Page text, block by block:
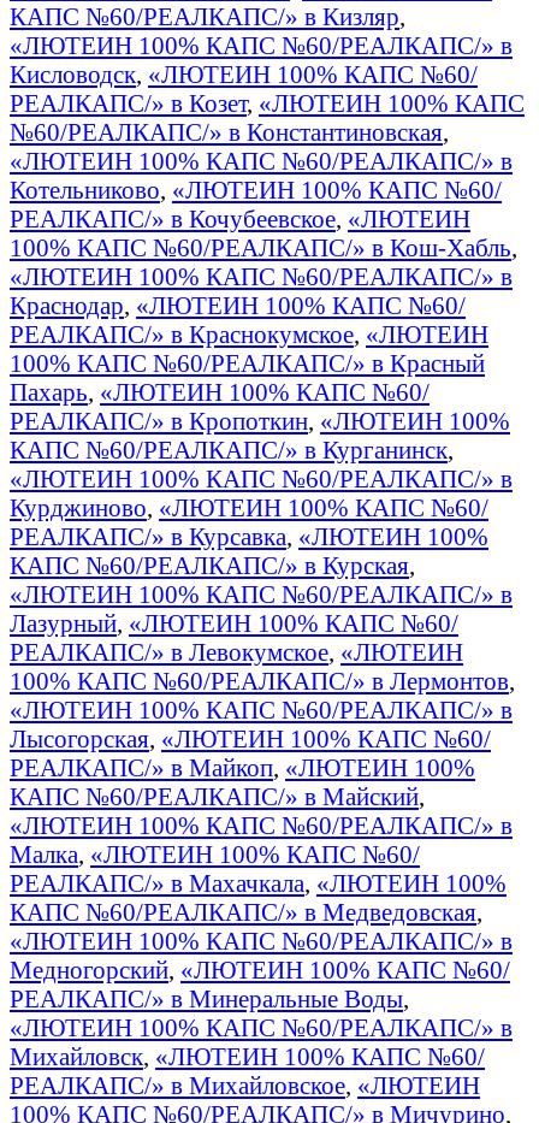
КАПС №60/РЕАЛКАПС/» в Кизляр,
«ЛЮТЕИН 100% КАПС №60/РЕАЛКАПС/» в
Кисловодск, «ЛЮТЕИН 100% КАПС №60/
РЕАЛКАПС/» в Козет, «ЛЮТЕИН 100% КАПС
№60/РЕАЛКАПС/» в Константиновская,
«ЛЮТЕИН 100% КАПС №60/РЕАЛКАПС/» в
Котельниково, «ЛЮТЕИН 100% КАПС №60/
РЕАЛКАПС/» в Кочубеевское, «ЛЮТЕИН
100% КАПС №60/РЕАЛКАПС/» в Кош-Хабль,
«ЛЮТЕИН 100% КАПС №60/РЕАЛКАПС/» в
Краснодар, «ЛЮТЕИН 100% КАПС №60/
РЕАЛКАПС/» в Краснокумское, «ЛЮТЕИН
100% КАПС №60/РЕАЛКАПС/» в Красный
Пахарь, «ЛЮТЕИН 100% КАПС №60/
РЕАЛКАПС/» в Кропоткин, «ЛЮТЕИН 100%
КАПС №60/РЕАЛКАПС/» в Курганинск,
«ЛЮТЕИН 100% КАПС №60/РЕАЛКАПС/» в
Курджиново, «ЛЮТЕИН 100% КАПС №60/
РЕАЛКАПС/» в Курсавка, «ЛЮТЕИН 100%
КАПС №60/РЕАЛКАПС/» в Курская,
«ЛЮТЕИН 100% КАПС №60/РЕАЛКАПС/» в
Лазурный, «ЛЮТЕИН 100% КАПС №60/
РЕАЛКАПС/» в Левокумское, «ЛЮТЕИН
100% КАПС №60/РЕАЛКАПС/» в Лермонтов,
«ЛЮТЕИН 100% КАПС №60/РЕАЛКАПС/» в
Лысогорская, «ЛЮТЕИН 100% КАПС №60/
РЕАЛКАПС/» в Майкоп, «ЛЮТЕИН 100%
КАПС №60/РЕАЛКАПС/» в Майский,
«ЛЮТЕИН 100% КАПС №60/РЕАЛКАПС/» в
Малка, «ЛЮТЕИН 100% КАПС №60/
РЕАЛКАПС/» в Махачкала, «ЛЮТЕИН 100%
КАПС №60/РЕАЛКАПС/» в Медведовская,
«ЛЮТЕИН 100% КАПС №60/РЕАЛКАПС/» в
Медногорский, «ЛЮТЕИН 100% КАПС №60/
РЕАЛКАПС/» в Минеральные Воды,
«ЛЮТЕИН 100% КАПС №60/РЕАЛКАПС/» в
Михайловск, «ЛЮТЕИН 100% КАПС №60/
РЕАЛКАПС/» в Михайловское, «ЛЮТЕИН
100% КАПС №60/РЕАЛКАПС/» в Мичурино,